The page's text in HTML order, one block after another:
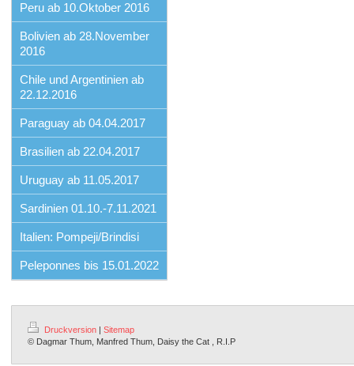
Peru ab 10.Oktober 2016
Bolivien ab 28.November
2016
Chile und Argentinien ab
22.12.2016
Paraguay ab 04.04.2017
Brasilien ab 22.04.2017
Uruguay ab 11.05.2017
Sardinien 01.10.-7.11.2021
Italien: Pompeji/Brindisi
Peleponnes bis 15.01.2022
Druckversion | Sitemap
© Dagmar Thum, Manfred Thum, Daisy the Cat , R.I.P